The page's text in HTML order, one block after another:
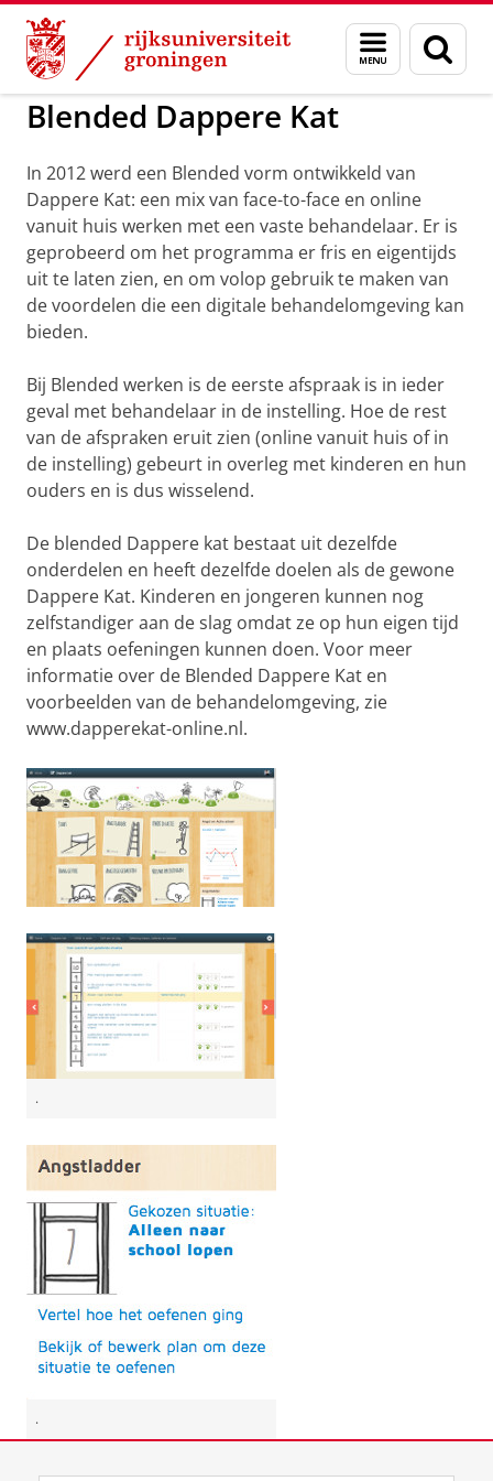
Skip
Content
Skip
Navigation
Menu
en
zoeken
GMW Onderzoek Psychologie Dappere kat
Blended Dappere Kat
In 2012 werd een Blended vorm ontwikkeld van
Dappere Kat: een mix van face-to-face en online
vanuit huis werken met een vaste behandelaar. Er is
geprobeerd om het programma er fris en eigentijds
uit te laten zien, en om volop gebruik te maken van
de voordelen die een digitale behandelomgeving kan
bieden.
Bij Blended werken is de eerste afspraak is in ieder
geval met behandelaar in de instelling. Hoe de rest
van de afspraken eruit zien (online vanuit huis of in
de instelling) gebeurt in overleg met kinderen en hun
ouders en is dus wisselend.
De blended Dappere kat bestaat uit dezelfde
onderdelen en heeft dezelfde doelen als de gewone
Dappere Kat. Kinderen en jongeren kunnen nog
zelfstandiger aan de slag omdat ze op hun eigen tijd
en plaats oefeningen kunnen doen. Voor meer
informatie over de Blended Dappere Kat en
voorbeelden van de behandelomgeving, zie
www.dapperekat-online.nl.
.
.